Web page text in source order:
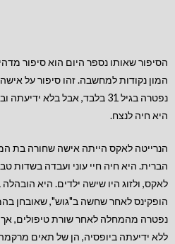
הסיפור שאותו נספר היום הוא סיפור
המון נקודות למחשבה. זהו סיפור על
נפטרה בגיל 31 בלבד, אבל בלא
היא חיה לנצח.
הנרייטה לאקס הייתה אישה שחורה בת
הברית. היא חיה חיי עוני ועבדה בשדות
הופקינס לאחר שחשה ב"גוש", שאובחן
נפטרה מהמחלה לאחר שורת טיפולים,
ללא ידיעתה ביופסיה, הן של תאים